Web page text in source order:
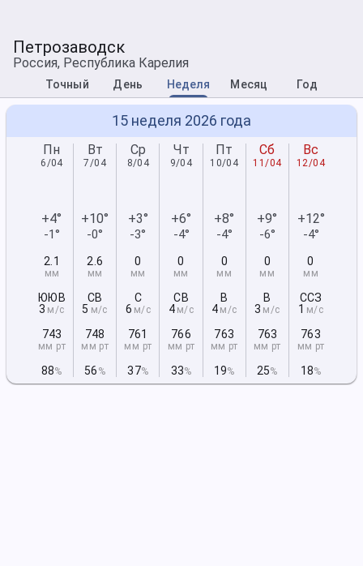
Петрозаводск
Россия, Республика Карелия
Точный День Неделя Месяц Год
15 неделя 2026 года
Пн
6/04
+4°
-1°
2.1
мм
ЮЮВ
3 м/с
743
мм рт
88%
Вт
7/04
+10°
-0°
2.6
мм
СВ
5 м/с
748
мм рт
56 %
Ср
8/04
+3°
-3°
0
мм
С
6 м/с
761
мм рт
37%
Чт
9/04
+6°
-4°
0
мм
СВ
4 м/с
766
мм рт
33%
Пт
10/04
+8°
-4°
0
мм
В
4 м/с
763
мм рт
19%
Сб
11/04
+9°
-6°
0
мм
В
3 м/с
763
мм рт
25%
Вс
12/04
+12°
-4°
0
мм
ССЗ
1 м/с
763
мм рт
18%